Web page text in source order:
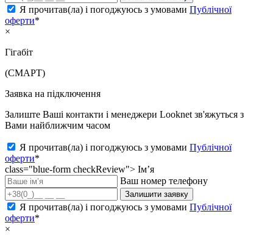
Я прочитав(ла) і погоджуюсь з умовами Публічної
оферти*
×
Гігабіт
(СМАРТ)
Заявка на підключення
Залиште Ваші контакти і менеджери Looknet зв'яжуться з
Вами найближчим часом
Я прочитав(ла) і погоджуюсь з умовами Публічної
оферти*
class="blue-form checkReview"> Ім’я
Ваш номер телефону
Залишити заявку
Я прочитав(ла) і погоджуюсь з умовами Публічної
оферти*
×